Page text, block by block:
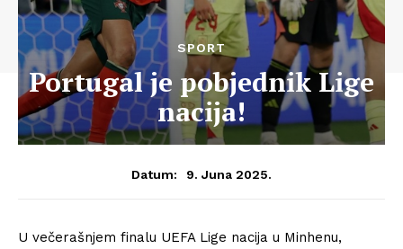
SPORT
Portugal je pobjednik Lige
nacija!
Datum: 9. Juna 2025.
U večerašnjem finalu UEFA Lige nacija u Minhenu,